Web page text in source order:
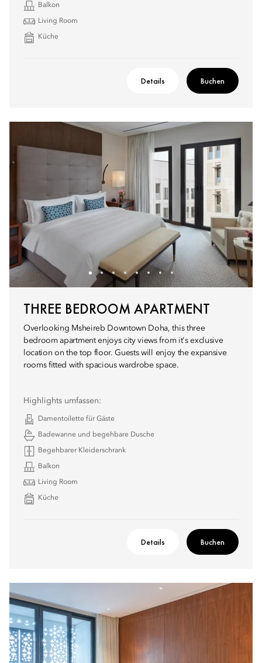
Balkon
Living Room
Küche
Details Buchen
THREE BEDROOM APARTMENT
Overlooking Msheireb Downtown Doha, this three
bedroom apartment enjoys city views from it's exclusive
location on the top floor. Guests will enjoy the expansive
rooms fitted with spacious wardrobe space.
Highlights umfassen:
Damentoilette für Gäste
Badewanne und begehbare Dusche
Begehbarer Kleiderschrank
Balkon
Living Room
Küche
Details Buchen